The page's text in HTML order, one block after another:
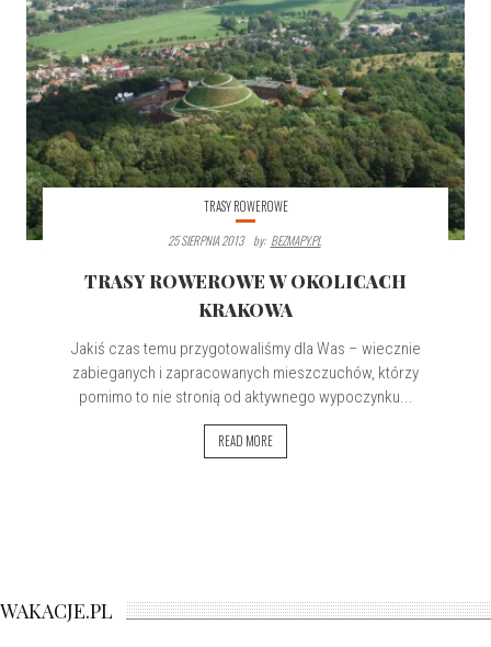
TRASY ROWEROWE
25 SIERPNIA 2013
By: BEZMAPY.PL
TRASY ROWEROWE W OKOLICACH
KRAKOWA
Jakiś czas temu przygotowaliśmy dla Was – wiecznie
zabieganych i zapracowanych mieszczuchów, którzy
pomimo to nie stronią od aktywnego wypoczynku...
READ MORE
WAKACJE.PL